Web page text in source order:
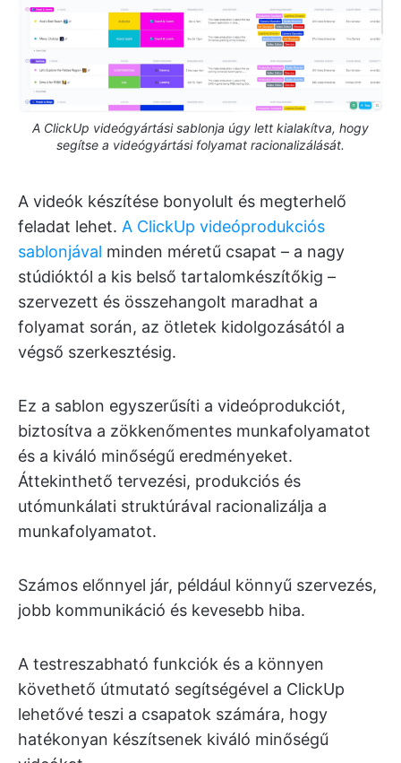
A ClickUp videógyártási sablonja úgy lett kialakítva, hogy
segítse a videógyártási folyamat racionalizálását.
A videók készítése bonyolult és megterhelő
feladat lehet. A ClickUp videóprodukciós
sablonjával minden méretű csapat – a nagy
stúdióktól a kis belső tartalomkészítőkig –
szervezett és összehangolt maradhat a
folyamat során, az ötletek kidolgozásától a
végső szerkesztésig.
Ez a sablon egyszerűsíti a videóprodukciót,
biztosítva a zökkenőmentes munkafolyamatot
és a kiváló minőségű eredményeket.
Áttekinthető tervezési, produkciós és
utómunkálati struktúrával racionalizálja a
munkafolyamatot.
Számos előnnyel jár, például könnyű szervezés,
jobb kommunikáció és kevesebb hiba.
A testreszabható funkciók és a könnyen
követhető útmutató segítségével a ClickUp
lehetővé teszi a csapatok számára, hogy
hatékonyan készítsenek kiváló minőségű